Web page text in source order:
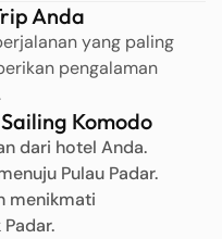
Anda
yang paling
pengalaman
Komodo
dari hotel Anda.
Pulau Padar.
menikmati